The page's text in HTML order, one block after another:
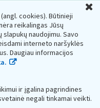
(angl. cookies). Būtinieji
reikalingas Jūsų
naudojimu. Savo
interneto naršyklės
Daugiau informacijos
ir įgalina pagrindines
negali tinkamai veikti.
— 188659752,
Lietuva, el.paštas:
188659752
prie Lietuvos
ir saugomi Juridinių